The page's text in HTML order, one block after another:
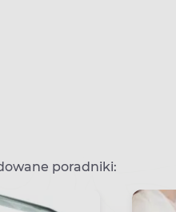
poradniki: